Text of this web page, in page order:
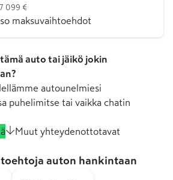
099 €
maksuvaihtoehdot
auto tai jäikö jokin
autounelmiesi
puhelimitse tai vaikka chatin
Muut yhteydenottotavat
auton hankintaan